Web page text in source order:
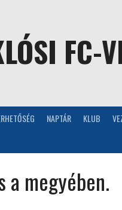
FC-
NAPTÁR KLUB
a megyében.